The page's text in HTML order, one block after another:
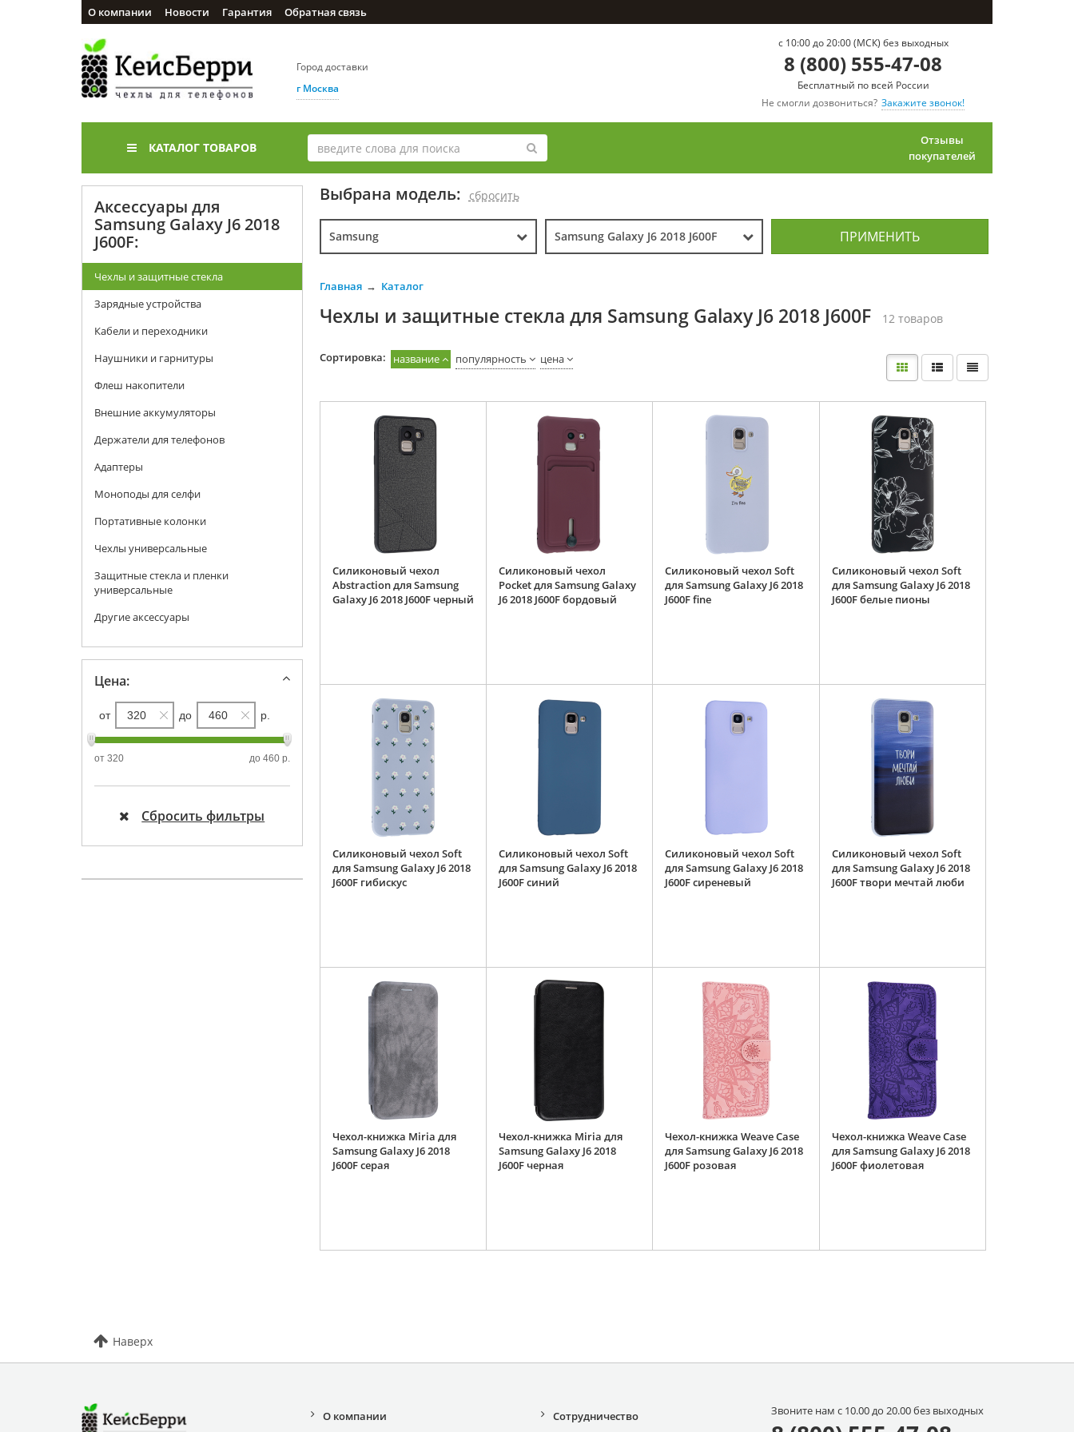
О компании Новости Гарантия Обратная связь
Город доставки
г Москва
c 10:00 до 20:00 (МСК) без выходных
8 (800) 555-47-08
Бесплатный по всей России
Не смогли дозвониться? Закажите звонок!
КАТАЛОГ ТОВАРОВ
Отзывы
покупателей
Аксессуары для
Samsung Galaxy J6 2018
J600F:
Чехлы и защитные стекла
Зарядные устройства
Кабели и переходники
Наушники и гарнитуры
Флеш накопители
Внешние аккумуляторы
Держатели для телефонов
Адаптеры
Моноподы для селфи
Портативные колонки
Чехлы универсальные
Защитные стекла и пленки
универсальные
Другие аксессуары
Цена:
от до р.
от 320 до 460 р.
Сбросить фильтры
Выбрана модель: cбросить
Samsung Samsung Galaxy J6 2018 J600F ПРИМЕНИТЬ
Главная Каталог
Чехлы и защитные стекла для Samsung Galaxy J6 2018 J600F 12 товаров
Cортировка: название популярность цена
Силиконовый чехол
Abstraction для Samsung
Galaxy J6 2018 J600F черный
Силиконовый чехол
Pocket для Samsung Galaxy
J6 2018 J600F бордовый
Силиконовый чехол Soft
для Samsung Galaxy J6 2018
J600F fine
Силиконовый чехол Soft
для Samsung Galaxy J6 2018
J600F белые пионы
Силиконовый чехол Soft
для Samsung Galaxy J6 2018
J600F гибискус
Силиконовый чехол Soft
для Samsung Galaxy J6 2018
J600F синий
Силиконовый чехол Soft
для Samsung Galaxy J6 2018
J600F сиреневый
Силиконовый чехол Soft
для Samsung Galaxy J6 2018
J600F твори мечтай люби
Чехол-книжка Miria для
Samsung Galaxy J6 2018
J600F серая
Чехол-книжка Miria для
Samsung Galaxy J6 2018
J600F черная
Чехол-книжка Weave Case
для Samsung Galaxy J6 2018
J600F розовая
Чехол-книжка Weave Case
для Samsung Galaxy J6 2018
J600F фиолетовая
Наверх
О компании Сотрудничество Звоните нам с 10.00 до 20.00 без выходных